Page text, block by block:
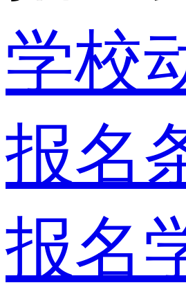
学校
报名
报名